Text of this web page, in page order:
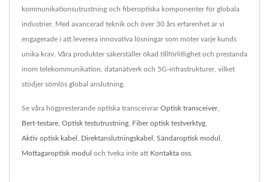
kommunikationsutrustning och fiberoptiska komponenter för globala
industrier. Med avancerad teknik och över 30 års erfarenhet är vi
engagerade i att leverera innovativa lösningar som möter varje kunds
unika krav. Våra produkter säkerställer ökad tillförlitlighet och prestanda
inom telekommunikation, datanätverk och 5G-infrastrukturer, vilket
stödjer sömlös global anslutning.
Se våra högpresterande optiska transceivrarOptisk transceiver,
Bert-testare Optisk testutrustning Fiber optisk testverktyg
Aktiv optisk kabel Direktanslutningskabel Sändaroptisk modul
Mottagaroptisk modul och tveka inte att Kontakta oss